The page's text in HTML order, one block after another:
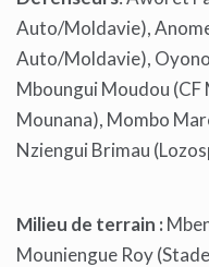
Auto/Moldavie),
Auto/Moldavie),
Mboungui Moudou (CF
Mounana), Mombo
Nziengui Brimau
Milieu de terrain :
Mouniengue Roy